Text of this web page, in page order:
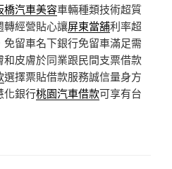
橋汽車美容車輛種類技術超質
轉經營貼心讓屏東當舖利率超
留車名下銀行免留車滿足需
皮膚於同業跟民間支票借款
選擇票貼借款服務誠信量身方
化銀行桃園汽車借款可享有台